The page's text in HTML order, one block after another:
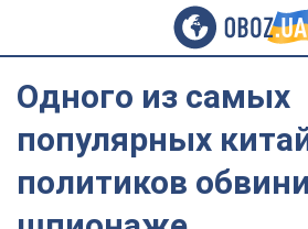
Одного из самых
популярных
политиков